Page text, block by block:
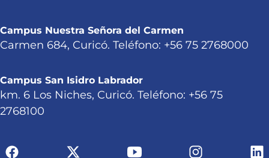
Campus Nuestra Señora del Carmen
Carmen 684, Curicó. Teléfono: +56 75 2768000
Campus San Isidro Labrador
km. 6 Los Niches, Curicó. Teléfono: +56 75
2768100